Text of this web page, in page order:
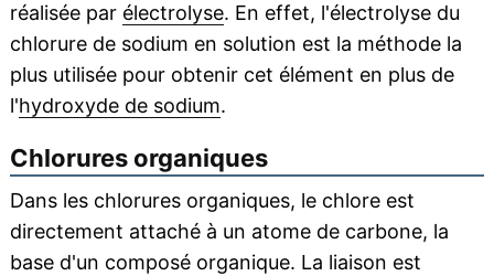
réalisée par électrolyse. En effet, l'électrolyse du
chlorure de sodium en solution est la méthode la
plus utilisée pour obtenir cet élément en plus de
l'hydroxyde de sodium.
Chlorures organiques
Dans les chlorures organiques, le chlore est
directement attaché à un atome de carbone, la
base d'un composé organique. La liaison est